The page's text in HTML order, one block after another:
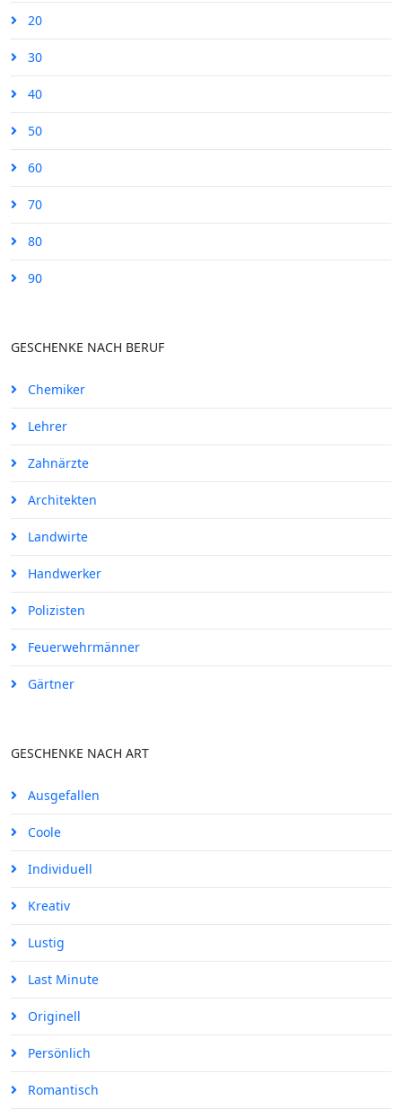
20
30
40
50
60
70
80
90
GESCHENKE NACH BERUF
Chemiker
Lehrer
Zahnärzte
Architekten
Landwirte
Handwerker
Polizisten
Feuerwehrmänner
Gärtner
GESCHENKE NACH ART
Ausgefallen
Coole
Individuell
Kreativ
Lustig
Last Minute
Originell
Persönlich
Romantisch